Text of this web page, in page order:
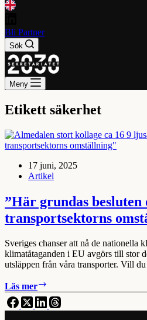
Bli Partner
Sök
Meny
Etikett säkerhet
17 juni, 2025
Artikel
”Här grundas besluten
transportsektorns
Sveriges chanser att nå de nationella
klimatåtaganden i EU avgörs till stor
utsläppen från våra transporter. Vill
Läs mer
grundas
besluten